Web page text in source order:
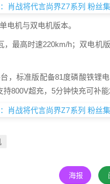
电机与双电机版本。
，最高时速220km/h；双电机
，标准版配备81度磷酸铁锂
800V超充，5分钟快充可补能
海报